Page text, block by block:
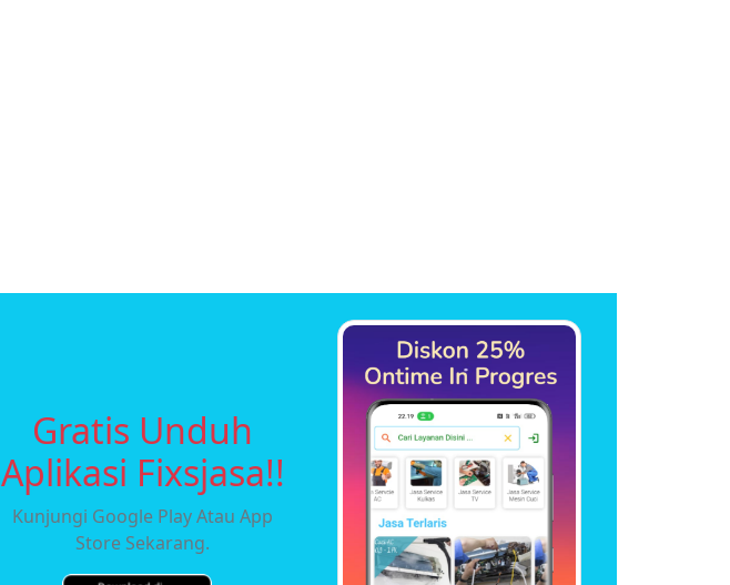
Gratis Unduh
Aplikasi Fixsjasa!!
Kunjungi Google Play Atau App
Store Sekarang.